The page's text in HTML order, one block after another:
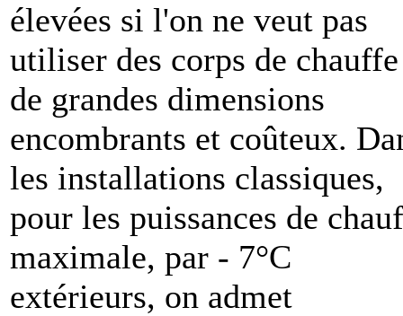
élevées si l'on ne veut pas
utiliser des corps de chauffe
de grandes dimensions
encombrants et coûteux.
les installations classiques,
pour les puissances de
maximale, par - 7°C
extérieurs, on admet